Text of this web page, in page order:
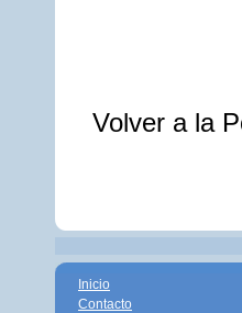
Volver a la
Inicio
Contacto